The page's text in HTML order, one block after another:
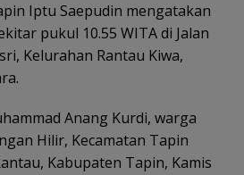
Iptu Saepudin mengatakan
pukul 10.55 WITA di Jalan
Kelurahan Rantau Kiwa,
Anang Kurdi, warga
Hilir, Kecamatan Tapin
Kabupaten Tapin, Kamis